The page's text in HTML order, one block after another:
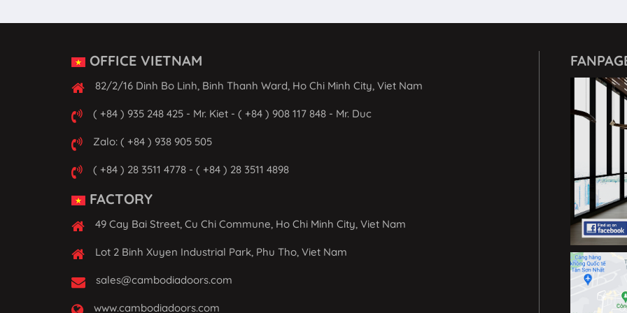
OFFICE VIETNAM
82/2/16 Dinh Bo Linh, Binh Thanh Ward, Ho Chi Minh City, Viet Nam
( +84 ) 935 248 425 - Mr. Kiet - ( +84 ) 908 117 848 - Mr. Duc
Zalo: ( +84 ) 938 905 505
( +84 ) 28 3511 4778 - ( +84 ) 28 3511 4898
FACTORY
49 Cay Bai Street, Cu Chi Commune, Ho Chi Minh City, Viet Nam
Lot 2 Binh Xuyen Industrial Park, Phu Tho, Viet Nam
sales@cambodiadoors.com
www.cambodiadoors.com